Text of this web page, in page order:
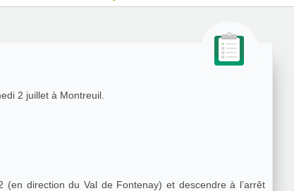
2 juillet à Montreuil.
direction du Val de Fontenay) et descendre à l’arrêt